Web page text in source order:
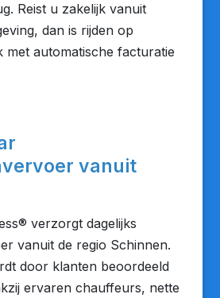
Reist u zakelijk vanuit
dan is rijden op
met automatische facturatie
vanuit
verzorgt dagelijks
vanuit de regio Schinnen.
door klanten beoordeeld
ervaren chauffeurs, nette